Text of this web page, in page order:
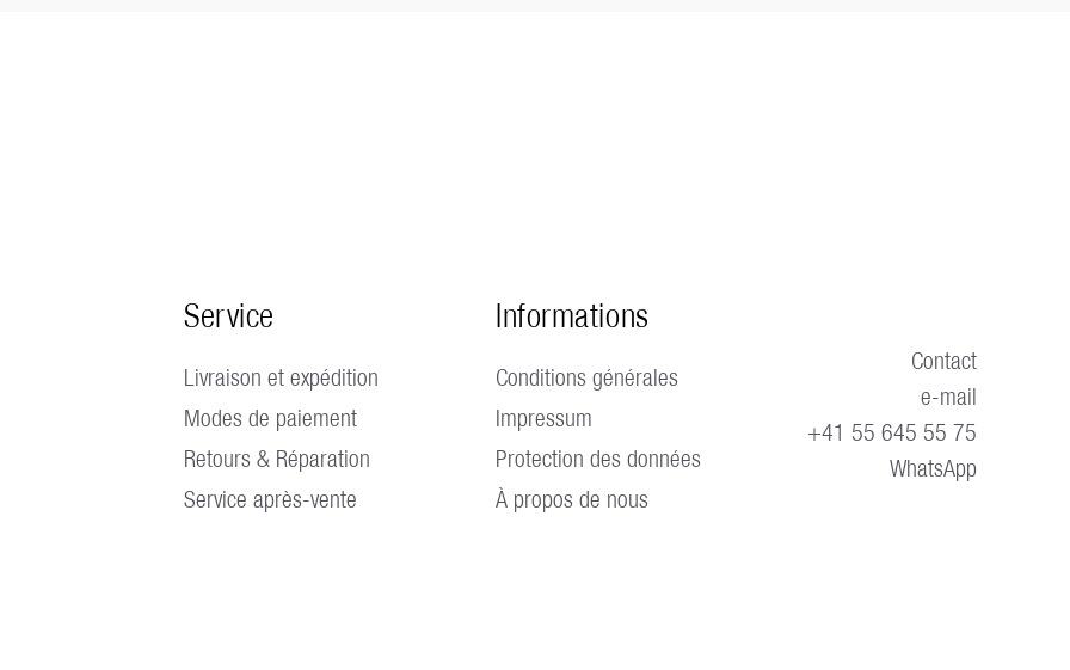
Service
Livraison et expédition
Modes de paiement
Retours & Réparation
Service après-vente
Informations
Conditions générales
Impressum
Protection des données
À propos de nous
Contact
e-mail
+41 55 645 55 75
WhatsApp